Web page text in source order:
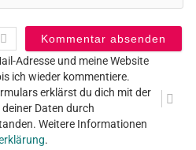
Adresse und meine Website
ich wieder kommentiere.
erklärst du dich mit der
Daten durch
Weitere Informationen
.